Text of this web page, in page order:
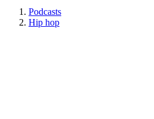
Podcasts
Hip hop